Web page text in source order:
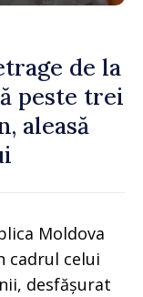
de la
peste trei
aleasă
Moldova
cadrul celui
desfășurat